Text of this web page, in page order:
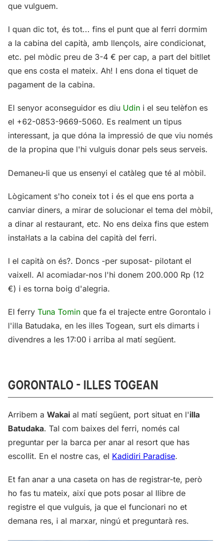
que vulguem.
I quan dic tot, és tot... fins el punt que al ferri dormim
a la cabina del capità, amb llençols, aire condicionat,
etc. pel mòdic preu de 3-4 € per cap, a part del bitllet
que ens costa el mateix. Ah! I ens dona el tiquet de
pagament de la cabina.
El senyor aconseguidor es diu Udin i el seu telèfon es
el +62-0853-9669-5060. Es realment un tipus
interessant, ja que dóna la impressió de que viu només
de la propina que l'hi vulguis donar pels seus serveis.
Demaneu-li que us ensenyi el catàleg que té al mòbil.
Lògicament s'ho coneix tot i és el que ens porta a
canviar diners, a mirar de solucionar el tema del mòbil,
a dinar al restaurant, etc. No ens deixa fins que estem
instal·lats a la cabina del capità del ferri.
I el capità on és?. Doncs -per suposat- pilotant el
vaixell. Al acomiadar-nos l'hi donem 200.000 Rp (12
€) i es torna boig d'alegria.
El ferry Tuna Tomin que fa el trajecte entre Gorontalo i
l'illa Batudaka, en les illes Togean, surt els dimarts i
divendres a les 17:00 i arriba al matí següent.
GORONTALO - ILLES TOGEAN
Arribem a Wakai al matí següent, port situat en l'illa
Batudaka. Tal com baixes del ferri, només cal
preguntar per la barca per anar al resort que has
escollit. En el nostre cas, el Kadidiri Paradise.
Et fan anar a una caseta on has de registrar-te, però
ho fas tu mateix, així que pots posar al llibre de
registre el que vulguis, ja que el funcionari no et
demana res, i al marxar, ningú et preguntarà res.